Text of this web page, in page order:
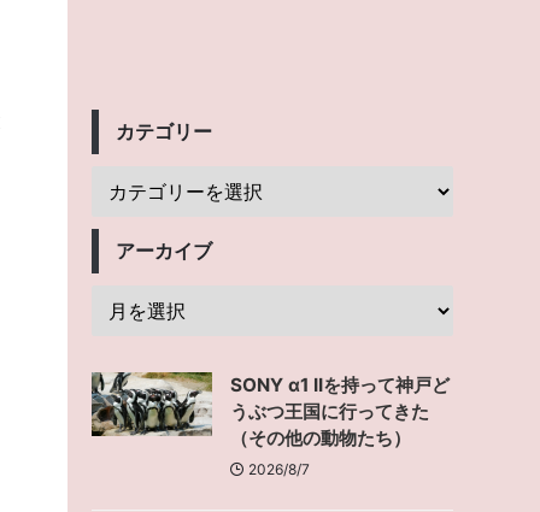
カテゴリー
アーカイブ
SONY α1 IIを持って神戸ど
うぶつ王国に行ってきた
（その他の動物たち）
2026/8/7